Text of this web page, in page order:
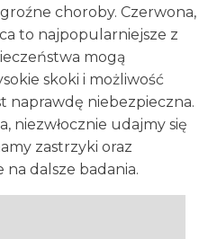
choroby. Czerwona,
to najpopularniejsze z
mogą
skoki i możliwość
naprawdę niebezpieczna.
niezwłocznie udajmy się
zastrzyki oraz
dalsze badania.